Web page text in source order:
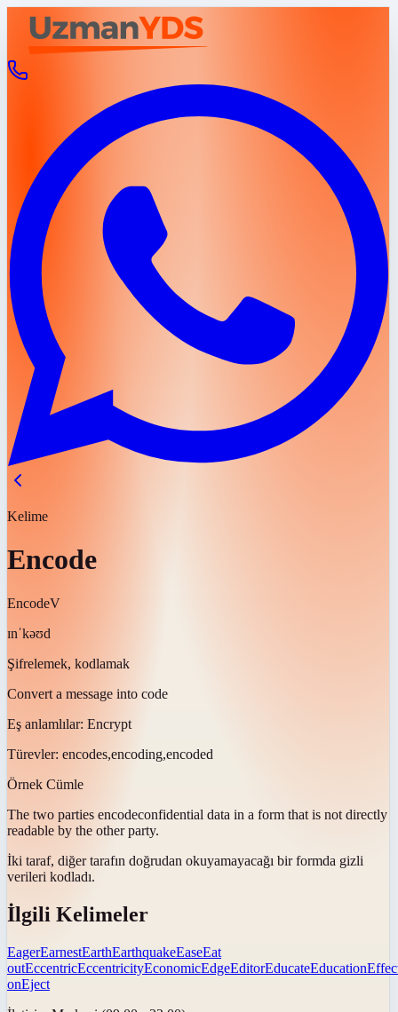
Kelime
Encode
EncodeV
ɪnˈkəʊd
Şifrelemek, kodlamak
Convert a message into code
Eş anlamlılar: Encrypt
Türevler: encodes,encoding,encoded
Örnek Cümle
The two parties encodeconfidential data in a form that is not directly
readable by the other party.
İki taraf, diğer tarafın doğrudan okuyamayacağı bir formda gizli
verileri kodladı.
İlgili Kelimeler
EagerEarnestEarthEarthquakeEaseEat
outEccentricEccentricityEconomicEdgeEditorEducateEducation
onEject